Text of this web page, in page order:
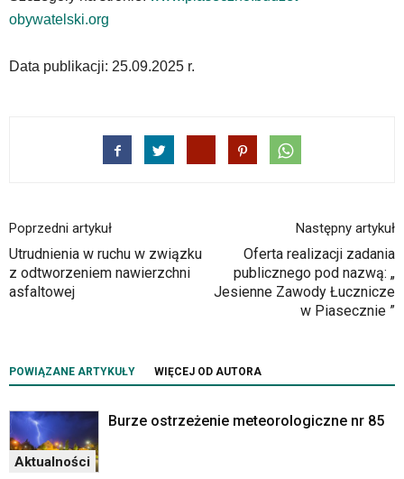
obywatelski.org
Data publikacji: 25.09.2025 r.
Poprzedni artykuł
Utrudnienia w ruchu w związku
z odtworzeniem nawierzchni
asfaltowej
Następny artykuł
Oferta realizacji zadania
publicznego pod nazwą: „
Jesienne Zawody Łucznicze
w Piasecznie ”
POWIĄZANE ARTYKUŁY WIĘCEJ OD AUTORA
Aktualności
Burze ostrzeżenie meteorologiczne nr 85